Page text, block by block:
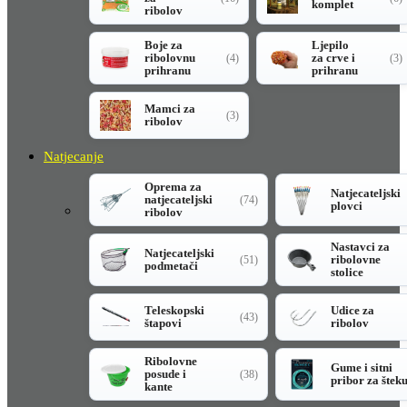
ribolov
komplet
Boje za
ribolovnu
prihranu
(4)
Ljepilo
za crve i
prihranu
(3)
Mamci za
ribolov
(3)
Natjecanje
Oprema za
natjecateljski
ribolov
(74)
Natjecateljski
plovci
Natjecateljski
podmetači
(51)
Nastavci za
ribolovne
stolice
Teleskopski
štapovi
(43)
Udice za
ribolov
Ribolovne
posude i
kante
(38)
Gume i sitni
pribor za šteku